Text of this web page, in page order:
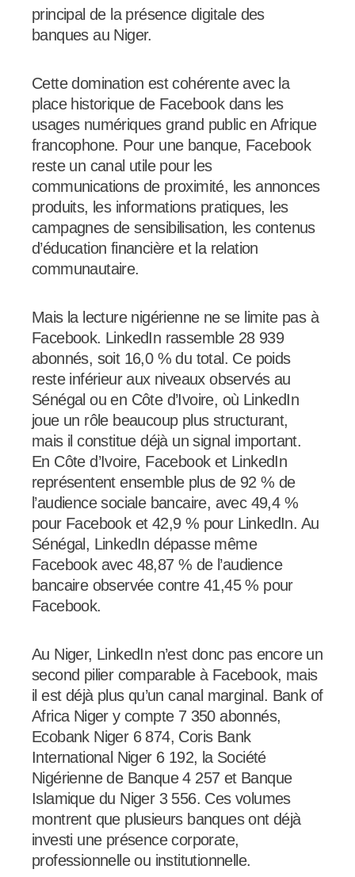
principal de la présence digitale des
banques au Niger.
Cette domination est cohérente avec la
place historique de Facebook dans les
usages numériques grand public en Afrique
francophone. Pour une banque, Facebook
reste un canal utile pour les
communications de proximité, les annonces
produits, les informations pratiques, les
campagnes de sensibilisation, les contenus
d’éducation financière et la relation
communautaire.
Mais la lecture nigérienne ne se limite pas à
Facebook. LinkedIn rassemble 28 939
abonnés, soit 16,0 % du total. Ce poids
reste inférieur aux niveaux observés au
Sénégal ou en Côte d’Ivoire, où LinkedIn
joue un rôle beaucoup plus structurant,
mais il constitue déjà un signal important.
En Côte d’Ivoire, Facebook et LinkedIn
représentent ensemble plus de 92 % de
l’audience sociale bancaire, avec 49,4 %
pour Facebook et 42,9 % pour LinkedIn. Au
Sénégal, LinkedIn dépasse même
Facebook avec 48,87 % de l’audience
bancaire observée contre 41,45 % pour
Facebook.
Au Niger, LinkedIn n’est donc pas encore un
second pilier comparable à Facebook, mais
il est déjà plus qu’un canal marginal. Bank of
Africa Niger y compte 7 350 abonnés,
Ecobank Niger 6 874, Coris Bank
International Niger 6 192, la Société
Nigérienne de Banque 4 257 et Banque
Islamique du Niger 3 556. Ces volumes
montrent que plusieurs banques ont déjà
investi une présence corporate,
professionnelle ou institutionnelle.